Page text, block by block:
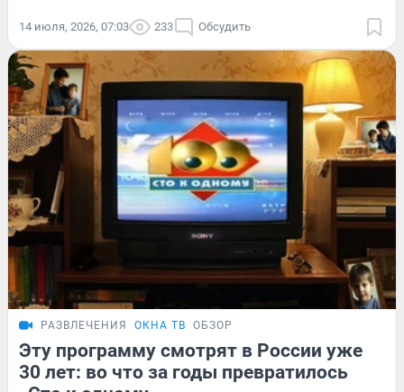
14 июля, 2026, 07:03 233 Обсудить
РАЗВЛЕЧЕНИЯ ОКНА ТВ ОБЗОР
Эту программу смотрят в России уже
30 лет: во что за годы превратилось